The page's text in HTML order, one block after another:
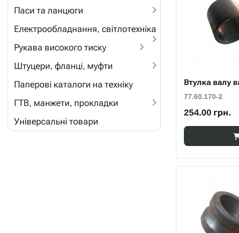
Паси та ланцюги
Електрообладнання, світлотехніка
Рукава високого тиску
Штуцери, фланці, муфти
Паперові каталоги на техніку
ГТВ, манжети, прокладки
Універсальні товари
Втулка валу
77.60.170-2
254.00 грн.